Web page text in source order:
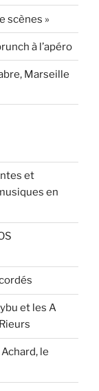
scènes »
à l’apéro
Marseille
et
en
et les A
le